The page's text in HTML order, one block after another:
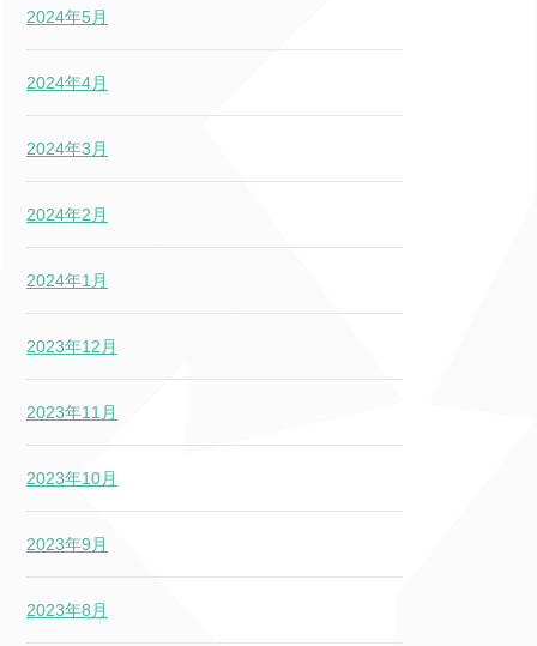
2024年5月
2024年4月
2024年3月
2024年2月
2024年1月
2023年12月
2023年11月
2023年10月
2023年9月
2023年8月